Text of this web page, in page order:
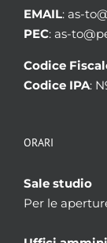
EMAIL: as-
PEC: as-
Codice
Codice IPA:
ORARI
Sale studio
Per le